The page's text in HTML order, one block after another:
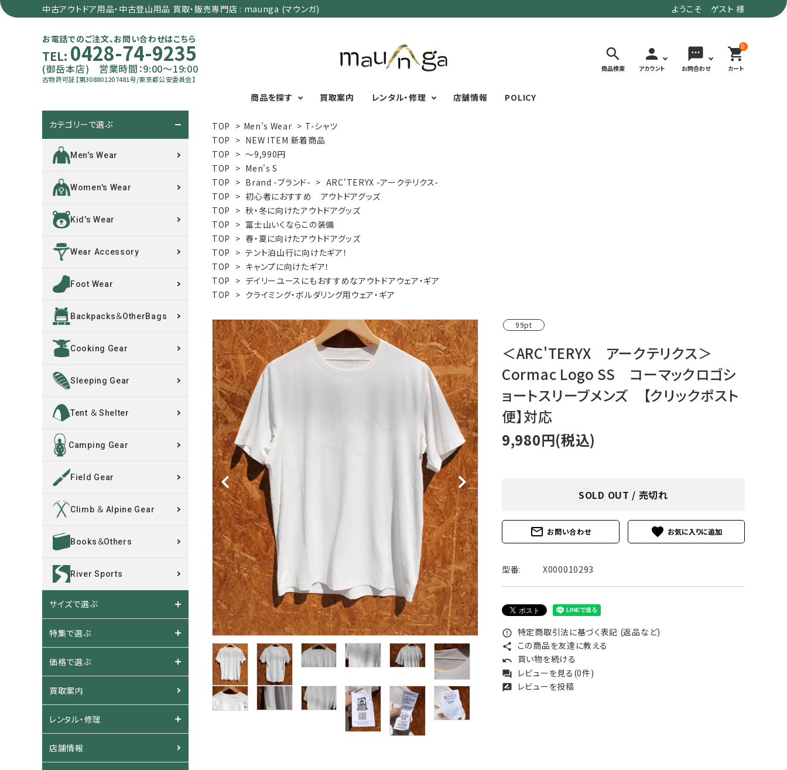
中古アウトドア用品・中古登山用品 買取・販売専門店 : maunga (マウンガ) ようこそ ゲスト 様
お電話でのご注文、お問い合わせはこちら
TEL: 0428-74-9235
(御岳本店) 営業時間：9:00～19:00
古物許可証【第308801207481号/東京都公安委員会】
search
商品検索
person
アカウント
sms
お問合わせ
0
shopping_cart
カート
商品を探す
Men's Wear
Women's Wear
Kid's Wear
Wear Accessory
Foot Wear
Backpacks＆
OtherBags
Cooking Gear
Sleeping Gear
Camping Gear
Field Gear
Climb ＆ Alpine
MENS
XXSXS
テント泊山行に向けたギ
ア！
沢登りに向けたウェア・ギ
ア！
トレイルラン向けウェア・ギ
ア！
キャンプに向けたギア！
買取案内 レンタル・修理 店舗情報 POLICY
レンタル・修理
INFORMATION
ACCOUNT MENU
ようこそ ゲスト 様
ログイン
TOP > Men's Wear > T-シャツ
TOP > NEW ITEM 新着商品
TOP > ～9,990円
TOP > Men's S
TOP > Brand -ブランド- > ARC'TERYX -アークテリクス-
TOP > 初心者におすすめ アウトドアグッズ
TOP > 秋・冬に向けたアウトドアグッズ
TOP > 富士山いくならこの装備
TOP > 春・夏に向けたアウトドアグッズ
TOP > テント泊山行に向けたギア！
TOP > キャンプに向けたギア！
TOP > デイリーユースにもおすすめなアウトドアウェア・ギア
TOP > クライミング・ボルダリング用ウェア・ギア
99pt
＜ARC'TERYX アークテリクス＞
Cormac Logo SS コーマックロゴシ
ョートスリーブメンズ 【クリックポスト
便】対応
9,980円(税込)
SOLD OUT / 売切れ
mail_outline お問い合わせ favorite
型番: X000010293
error_outline 特定商取引法に基づく表記 (返品など)
share この商品を友達に教える
undo 買い物を続ける
forum レビューを見る(0件)
rate_review レビューを投稿
カテゴリーで選ぶ
Men's Wear
Women's Wear
Kid's Wear
Wear Accessory
Foot Wear
Backpacks＆OtherBags
Cooking Gear
Sleeping Gear
Tent ＆ Shelter
Camping Gear
Field Gear
Climb ＆ Alpine Gear
Books＆Others
River Sports
サイズで選ぶ
特集で選ぶ
価格で選ぶ
買取案内
レンタル・修理
店舗情報